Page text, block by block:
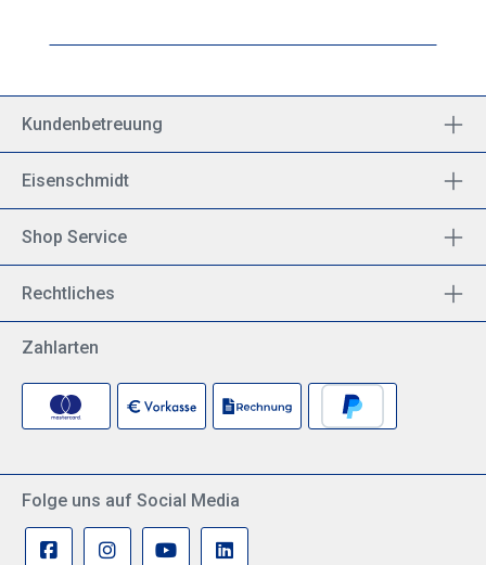
Kundenbetreuung
Eisenschmidt
Shop Service
Rechtliches
Zahlarten
Folge uns auf Social Media